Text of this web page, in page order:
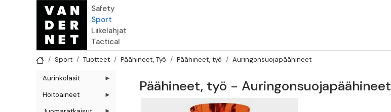
Hyppää pääsisältöön
Safety
Sport
Liikelahjat
Tactical
Sport Tuotteet Päähineet, Työ Päähineet, työ Auringonsuojapäähineet
Päähineet, työ - Auringonsuojapäähineet
Aurinkolasit
Hoitoaineet